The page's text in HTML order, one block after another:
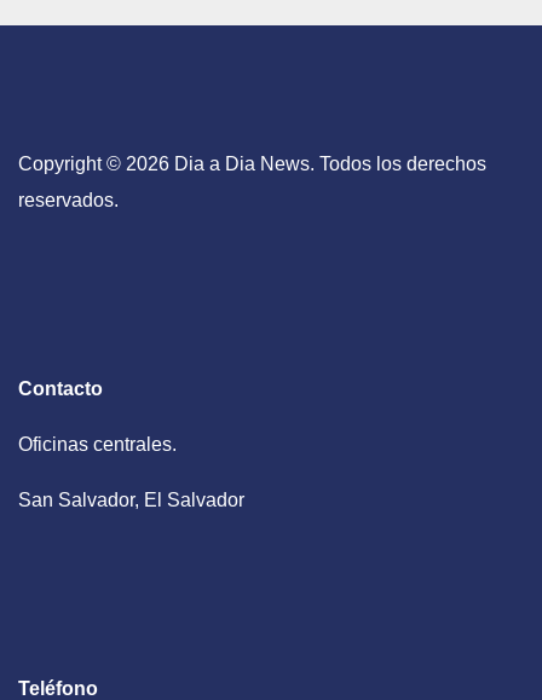
Copyright © 2026 Dia a Dia News. Todos los derechos
reservados.
Contacto
Oficinas centrales.
San Salvador, El Salvador
Teléfono